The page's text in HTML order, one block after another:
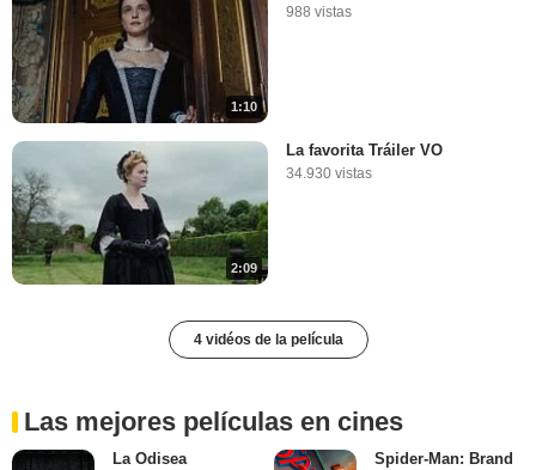
1:10
988 vistas
2:09
La favorita Tráiler VO
34.930 vistas
4 vidéos de la película
Las mejores películas en cines
La Odisea
Spider-Man: Brand